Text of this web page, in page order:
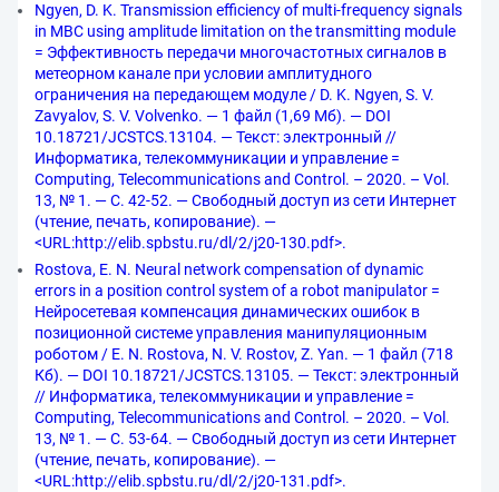
Ngyen, D. K. Transmission efficiency of multi-frequency signals
in MBC using amplitude limitation on the transmitting module
= Эффективность передачи многочастотных сигналов в
метеорном канале при условии амплитудного
ограничения на передающем модуле / D. K. Ngyen, S. V.
Zavyalov, S. V. Volvenko. — 1 файл (1,69 Мб). — DOI
10.18721/JCSTCS.13104. — Текст: электронный //
Информатика, телекоммуникации и управление =
Computing, Telecommunications and Control. – 2020. – Vol.
13, № 1. — С. 42-52. — Свободный доступ из сети Интернет
(чтение, печать, копирование). —
<URL:http://elib.spbstu.ru/dl/2/j20-130.pdf>.
Rostova, E. N. Neural network compensation of dynamic
errors in a position control system of a robot manipulator =
Нейросетевая компенсация динамических ошибок в
позиционной системе управления манипуляционным
роботом / E. N. Rostova, N. V. Rostov, Z. Yan. — 1 файл (718
Кб). — DOI 10.18721/JCSTCS.13105. — Текст: электронный
// Информатика, телекоммуникации и управление =
Computing, Telecommunications and Control. – 2020. – Vol.
13, № 1. — С. 53-64. — Свободный доступ из сети Интернет
(чтение, печать, копирование). —
<URL:http://elib.spbstu.ru/dl/2/j20-131.pdf>.